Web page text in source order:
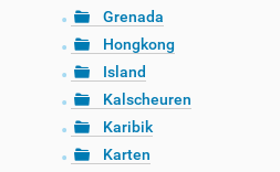
Grenada
Hongkong
Island
Kalscheuren
Karibik
Karten